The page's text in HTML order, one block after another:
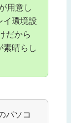
用意し
イ環境設
だから
素晴らし
パソコ